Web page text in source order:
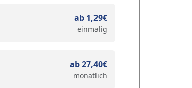
ab 1,29€
einmalig
ab 27,40€
monatlich